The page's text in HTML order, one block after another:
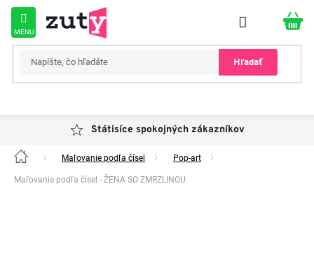
Prejsť
obsah
Hľadať
Státisíce spokojných zákazníkov
Domov Maľovanie podľa čísel Pop-art
Maľovanie podľa čísel - ŽENA SO ZMRZLINOU